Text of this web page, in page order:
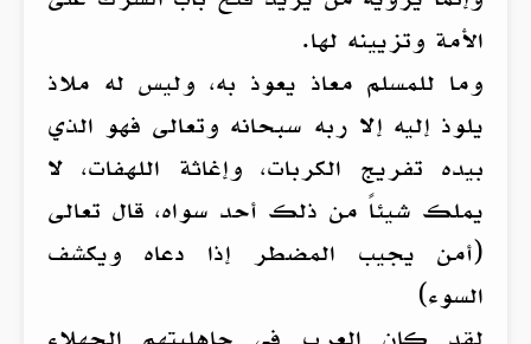
الأمة وتزيينه لها.
وما للمسلم معاذ يعوذ به، وليس له ملاذ
يلوذ إليه إلا ربه سبحانه وتعالى فهو الذي
بيده تفريج الكربات، وإغاثة اللهفات، لا
يملك شيئاً من ذلك أحد سواه، قال تعالى
(أمن يجيب المضطر إذا دعاه ويكشف
السوء)